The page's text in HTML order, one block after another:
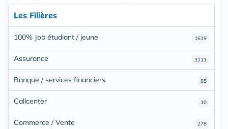
Les Filières
1619
100% Job étudiant / jeune
3111
Assurance
85
Banque / services financiers
10
Callcenter
278
Commerce / Vente